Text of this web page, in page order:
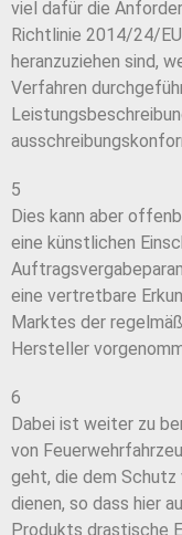
viel dafür die
Richtlinie 2014/24/
heranzuziehen sind,
Verfahren
5
Dies kann aber
eine künstlichen
eine vertretbare
Marktes der
Hersteller
6
Dabei ist weiter zu
von
geht, die dem Schutz
dienen, so dass hier
Produkts drastische